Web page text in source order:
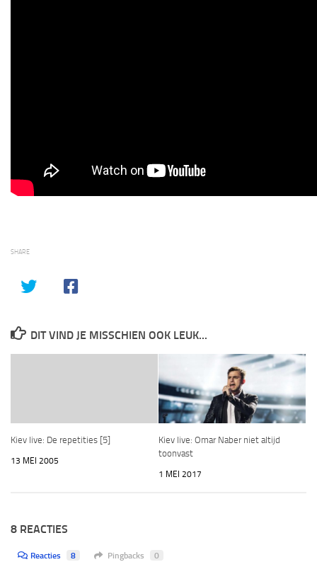
SHARE
DIT VIND JE MISSCHIEN OOK LEUK...
Kiev live: De repetities [5]
13 MEI 2005
Kiev live: Omar Naber niet altijd
toonvast
1 MEI 2017
8 REACTIES
Reacties 8 Pingbacks 0